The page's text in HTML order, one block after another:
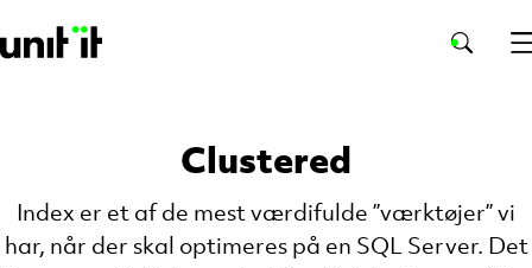
Clustered
Index er et af de mest værdifulde ”værktøjer” vi
har, når der skal optimeres på en SQL Server. Det